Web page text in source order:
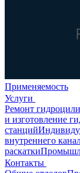
Применяемость
Услуги
Ремонт
и изготовление
станций
внутреннего
раскатки
Контакты